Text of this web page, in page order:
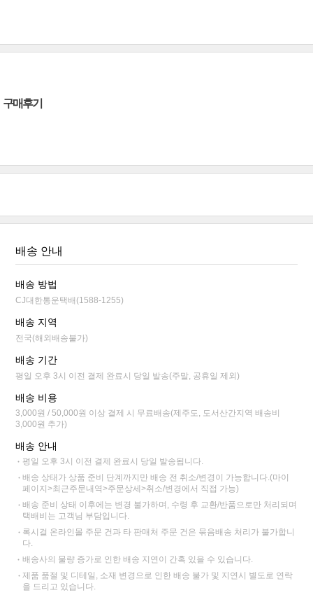
구매후기
배송 안내
배송 방법
CJ대한통운택배(1588-1255)
배송 지역
전국(해외배송불가)
배송 기간
평일 오후 3시 이전 결제 완료시 당일 발송(주말, 공휴일 제외)
배송 비용
3,000원 / 50,000원 이상 결제 시 무료배송(제주도, 도서산간지역 배송비
3,000원 추가)
배송 안내
평일 오후 3시 이전 결제 완료시 당일 발송됩니다.
배송 상태가 상품 준비 단계까지만 배송 전 취소/변경이 가능합니다.(마이
페이지>최근주문내역>주문상세>취소/변경에서 직접 가능)
배송 준비 상태 이후에는 변경 불가하며, 수령 후 교환/반품으로만 처리되며
택배비는 고객님 부담입니다.
록시걸 온라인몰 주문 건과 타 판매처 주문 건은 묶음배송 처리가 불가합니
다.
배송사의 물량 증가로 인한 배송 지연이 간혹 있을 수 있습니다.
제품 품절 및 디테일, 소재 변경으로 인한 배송 불가 및 지연시 별도로 연락
을 드리고 있습니다.